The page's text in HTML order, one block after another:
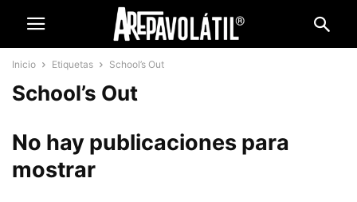
Inicio Etiquetas School’s Out
School’s Out
No hay publicaciones para
mostrar